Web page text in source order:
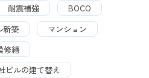
耐震補強
BOCO
新築
マンション
修繕
ビルの建て替え